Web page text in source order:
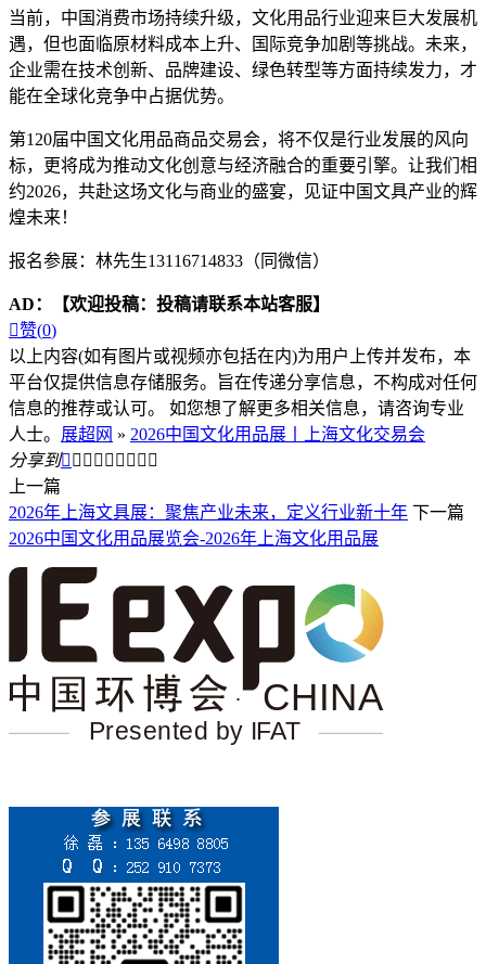
当前，中国消费市场持续升级，文化用品行业迎来巨大发展机
遇，但也面临原材料成本上升、国际竞争加剧等挑战。未来，
企业需在技术创新、品牌建设、绿色转型等方面持续发力，才
能在全球化竞争中占据优势。
第120届中国文化用品商品交易会，将不仅是行业发展的风向
标，更将成为推动文化创意与经济融合的重要引擎。让我们相
约2026，共赴这场文化与商业的盛宴，见证中国文具产业的辉
煌未来！
报名参展：林先生13116714833（同微信）
AD：
【欢迎投稿：投稿请联系本站客服】
赞(0)
以上内容(如有图片或视频亦包括在内)为用户上传并发布，本
平台仅提供信息存储服务。旨在传递分享信息，不构成对任何
信息的推荐或认可。 如您想了解更多相关信息，请咨询专业
人士。 展超网 » 2026中国文化用品展丨上海文化交易会
分享到        
上一篇
2026年上海文具展：聚焦产业未来，定义行业新十年 下一篇
2026中国文化用品展览会-2026年上海文化用品展